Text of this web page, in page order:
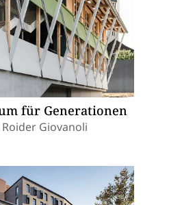
für Generationen
Giovanoli